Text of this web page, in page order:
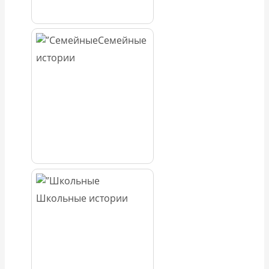
Семейные
истории
Школьные истории